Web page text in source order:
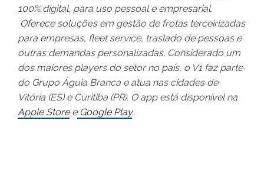
100% digital, para uso pessoal e empresarial.
Oferece soluções em gestão de frotas terceirizadas
para empresas, fleet service, traslado de pessoas e
outras demandas personalizadas. Considerado um
dos maiores players do setor no país, o V1 faz parte
do Grupo Águia Branca e atua nas cidades de
Vitória (ES) e Curitiba (PR). O app está disponível na
Apple Storee Google Play.